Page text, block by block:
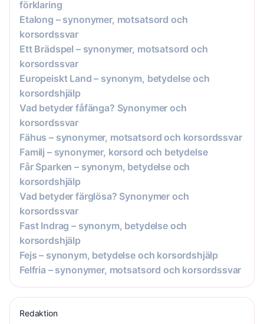
förklaring
Etalong – synonymer, motsatsord och
korsordssvar
Ett Brädspel – synonymer, motsatsord och
korsordssvar
Europeiskt Land – synonym, betydelse och
korsordshjälp
Vad betyder fåfänga? Synonymer och
korsordssvar
Fähus – synonymer, motsatsord och korsordssvar
Familj – synonymer, korsord och betydelse
Får Sparken – synonym, betydelse och
korsordshjälp
Vad betyder färglösa? Synonymer och
korsordssvar
Fast Indrag – synonym, betydelse och
korsordshjälp
Fejs – synonym, betydelse och korsordshjälp
Felfria – synonymer, motsatsord och korsordssvar
Redaktion